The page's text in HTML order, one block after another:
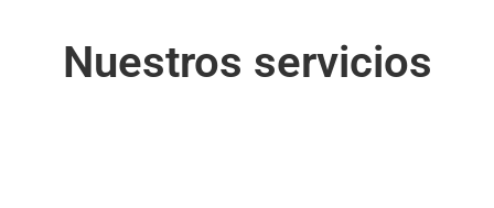
Nuestros servicios